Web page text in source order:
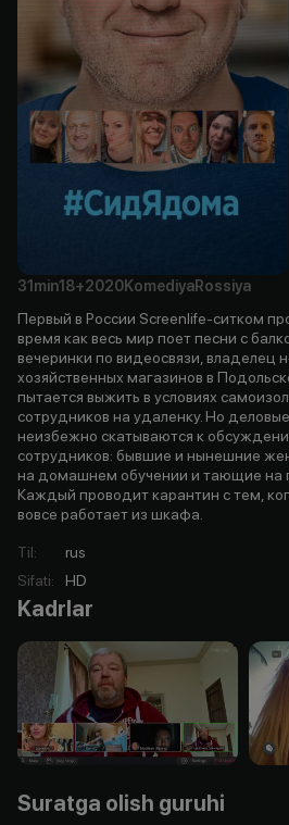
31min18+2020KomediyaRossiya
Первый в России Screenlife-ситком
время как весь мир поет песни с
вечеринки по видеосвязи, владелец
хозяйственных магазинов в
пытается выжить в условиях
сотрудников на удаленку. Но
неизбежно скатываются к
сотрудников: бывшие и нынешние
на домашнем обучении и тающие на
Каждый проводит карантин с тем,
вовсе работает из шкафа.
Til:
rus
Sifati: HD
Kadrlar
Suratga olish guruhi